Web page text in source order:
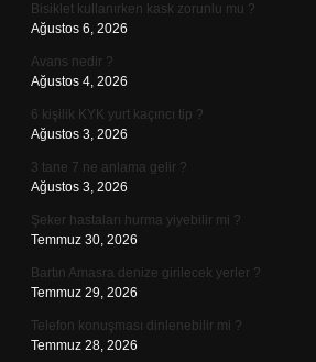
Bisiklet kullanırken kask zorunlu mu ?
Ağustos 6, 2026
Avans nedir ?
Ağustos 4, 2026
6 kişilik KYK yurt kaçıncı tip ?
Ağustos 3, 2026
3 tane 7 ne anlama gelir ?
Ağustos 3, 2026
Şeker hastaları hurma yiyebilir mi ?
Temmuz 30, 2026
Bartın Amasra denize girilecek yerler ?
Temmuz 29, 2026
Telefon konuşması dinlenebilir mi ?
Temmuz 28, 2026